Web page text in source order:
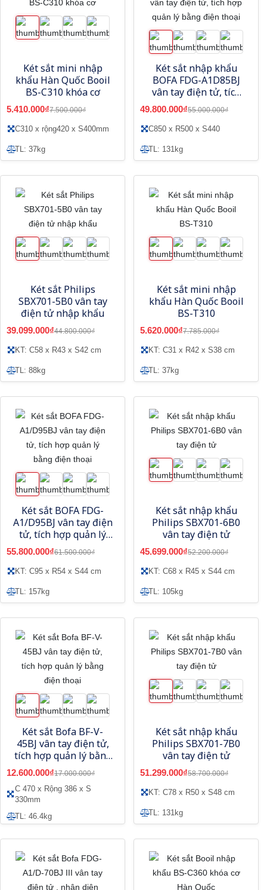
Két sắt mini nhập
khẩu Hàn Quốc Booil
BS-C310 khóa cơ
5.410.000₫7.500.000₫
C310 x rộng420 x S400mm
TL: 37kg
Két sắt nhập khẩu
BOFA FDG-A1D85BJ
vân tay điện tử, tích
hợp quản lý bằng
điện thoại
49.800.000₫55.000.000₫
C850 x R500 x S440
TL: 131kg
Két sắt Philips
SBX701-5B0 vân tay
điện tử nhập khẩu
39.099.000₫44.800.000₫
KT: C58 x R43 x S42 cm
TL: 88kg
Két sắt mini nhập
khẩu Hàn Quốc Booil
BS-T310
5.620.000₫7.785.000₫
KT: C31 x R42 x S38 cm
TL: 37kg
Két sắt BOFA FDG-
A1/D95BJ vân tay điện
tử, tích hợp quản lý
bằng điện thoại
55.800.000₫61.500.000₫
KT: C95 x R54 x S44 cm
TL: 157kg
Két sắt nhập khẩu
Philips SBX701-6B0
vân tay điện tử
45.699.000₫52.200.000₫
KT: C68 x R45 x S44 cm
TL: 105kg
Két sắt Bofa BF-V-
45BJ vân tay điện tử,
tích hợp quản lý bằng
điện thoại
12.600.000₫17.000.000₫
C 470 x Rộng 386 x S
330mm
TL: 46.4kg
Két sắt nhập khẩu
Philips SBX701-7B0
vân tay điện tử
51.299.000₫58.700.000₫
KT: C78 x R50 x S48 cm
TL: 131kg